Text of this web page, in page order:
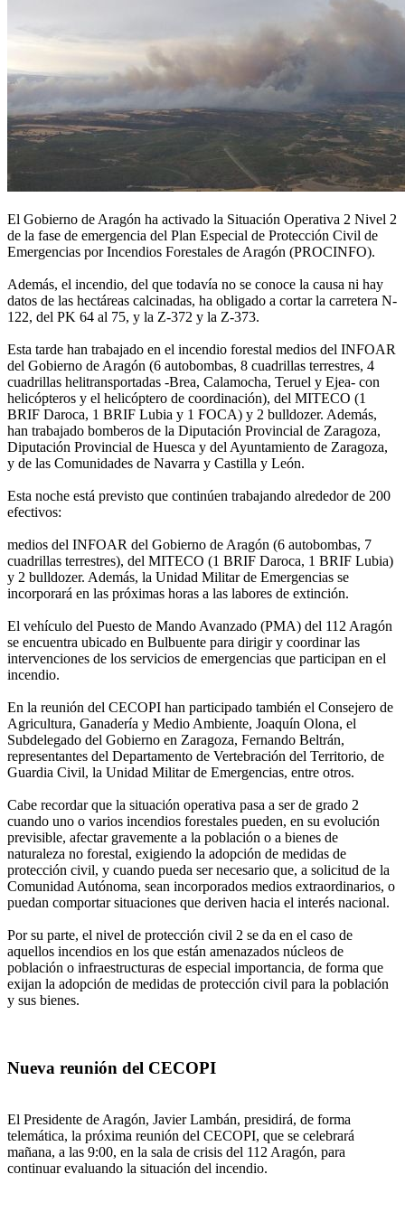
El Gobierno de Aragón ha activado la Situación Operativa 2 Nivel 2
de la fase de emergencia del Plan Especial de Protección Civil de
Emergencias por Incendios Forestales de Aragón (PROCINFO).
Además, el incendio, del que todavía no se conoce la causa ni hay
datos de las hectáreas calcinadas, ha obligado a cortar la carretera N-
122, del PK 64 al 75, y la Z-372 y la Z-373.
Esta tarde han trabajado en el incendio forestal medios del INFOAR
del Gobierno de Aragón (6 autobombas, 8 cuadrillas terrestres, 4
cuadrillas helitransportadas -Brea, Calamocha, Teruel y Ejea- con
helicópteros y el helicóptero de coordinación), del MITECO (1
BRIF Daroca, 1 BRIF Lubia y 1 FOCA) y 2 bulldozer. Además,
han trabajado bomberos de la Diputación Provincial de Zaragoza,
Diputación Provincial de Huesca y del Ayuntamiento de Zaragoza,
y de las Comunidades de Navarra y Castilla y León.
Esta noche está previsto que continúen trabajando alrededor de 200
efectivos:
medios del INFOAR del Gobierno de Aragón (6 autobombas, 7
cuadrillas terrestres), del MITECO (1 BRIF Daroca, 1 BRIF Lubia)
y 2 bulldozer. Además, la Unidad Militar de Emergencias se
incorporará en las próximas horas a las labores de extinción.
El vehículo del Puesto de Mando Avanzado (PMA) del 112 Aragón
se encuentra ubicado en Bulbuente para dirigir y coordinar las
intervenciones de los servicios de emergencias que participan en el
incendio.
En la reunión del CECOPI han participado también el Consejero de
Agricultura, Ganadería y Medio Ambiente, Joaquín Olona, el
Subdelegado del Gobierno en Zaragoza, Fernando Beltrán,
representantes del Departamento de Vertebración del Territorio, de
Guardia Civil, la Unidad Militar de Emergencias, entre otros.
Cabe recordar que la situación operativa pasa a ser de grado 2
cuando uno o varios incendios forestales pueden, en su evolución
previsible, afectar gravemente a la población o a bienes de
naturaleza no forestal, exigiendo la adopción de medidas de
protección civil, y cuando pueda ser necesario que, a solicitud de la
Comunidad Autónoma, sean incorporados medios extraordinarios, o
puedan comportar situaciones que deriven hacia el interés nacional.
Por su parte, el nivel de protección civil 2 se da en el caso de
aquellos incendios en los que están amenazados núcleos de
población o infraestructuras de especial importancia, de forma que
exijan la adopción de medidas de protección civil para la población
y sus bienes.
Nueva reunión del CECOPI
El Presidente de Aragón, Javier Lambán, presidirá, de forma
telemática, la próxima reunión del CECOPI, que se celebrará
mañana, a las 9:00, en la sala de crisis del 112 Aragón, para
continuar evaluando la situación del incendio.